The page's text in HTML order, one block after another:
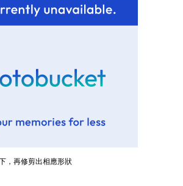
，再修剪出相應形狀